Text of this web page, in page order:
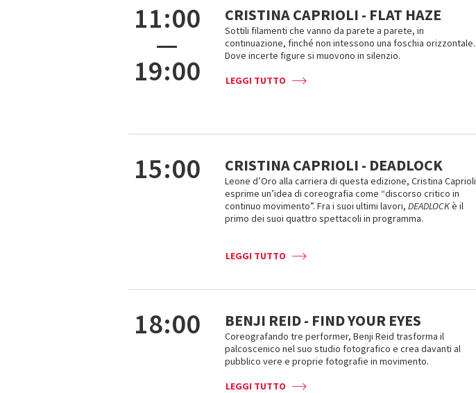
11:00
—
19:00
CRISTINA CAPRIOLI - FLAT HAZE
Sottili filamenti che vanno da parete a parete, in
continuazione, finché non intessono una foschia orizzontale.
Dove incerte figure si muovono in silenzio.
LEGGI TUTTO
15:00 CRISTINA CAPRIOLI - DEADLOCK
Leone d’Oro alla carriera di questa edizione, Cristina Caprioli
esprime un’idea di coreografia come “discorso critico in
continuo movimento”. Fra i suoi ultimi lavori, DEADLOCKè il
primo dei suoi quattro spettacoli in programma.
LEGGI TUTTO
18:00 BENJI REID - FIND YOUR EYES
Coreografando tre performer, Benji Reid trasforma il
palcoscenico nel suo studio fotografico e crea davanti al
pubblico vere e proprie fotografie in movimento.
LEGGI TUTTO